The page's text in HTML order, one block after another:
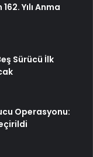
162. Yılı Anma
Sürücü İlk
Operasyonu: